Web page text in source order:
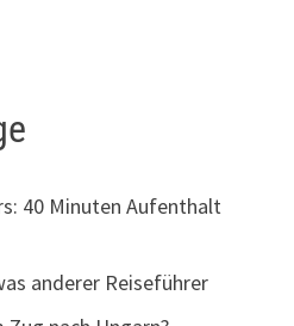
40 Minuten Aufenthalt
anderer Reiseführer